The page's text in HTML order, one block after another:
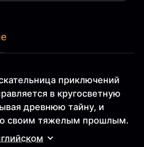
приключений
в кругосветную
древнюю тайну, и
своим тяжелым прошлым.